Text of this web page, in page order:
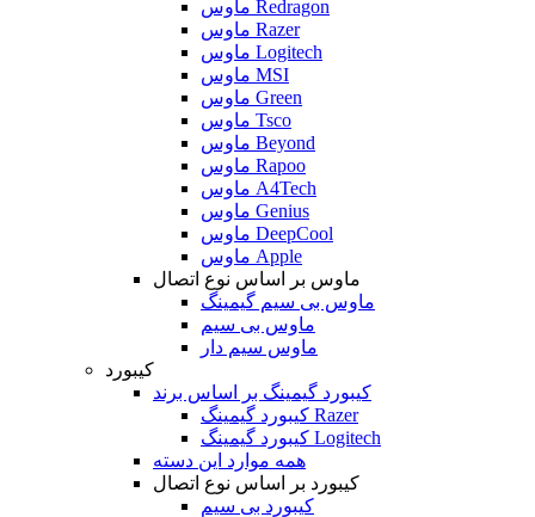
ماوس Redragon
ماوس Razer
ماوس Logitech
ماوس MSI
ماوس Green
ماوس Tsco
ماوس Beyond
ماوس Rapoo
ماوس A4Tech
ماوس Genius
ماوس DeepCool
ماوس Apple
ماوس بر اساس نوع اتصال
ماوس بی سیم گیمینگ
ماوس بی سیم
ماوس سیم دار
کیبورد
کیبورد گیمینگ بر اساس برند
کیبورد گیمینگ Razer
کیبورد گیمینگ Logitech
همه موارد این دسته
کیبورد بر اساس نوع اتصال
کیبورد بی سیم